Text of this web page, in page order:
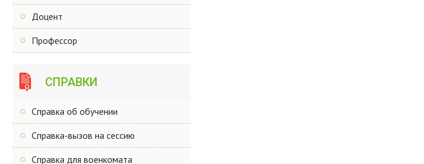
Доцент
Профессор
СПРАВКИ
Справка об обучении
Справка-вызов на сессию
Справка для военкомата